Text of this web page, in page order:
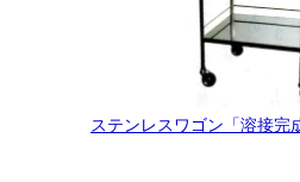
ステンレスワゴン「溶接完